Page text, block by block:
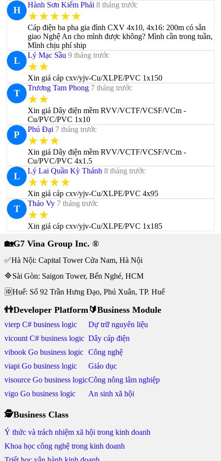
H
Hành Sơn Kiếm Phái 8 tháng trước
★★★★★
Cáp điện ba pha gia đình CXV 4x10, 4x16: 200m có sẵn
giao Nghệ An cho mình được không? Mình cần trong tuần,
Mình chịu phí ship
L
Lý Mạc Sầu 9 tháng trước
★★
Xin giá cáp cxv/yjv-Cu/XLPE/PVC 1x150
T
Trương Tam Phong 7 tháng trước
★★
Xin giá Dây điện mềm RVV/VCTF/VCSF/VCm -
Cu/PVC/PVC 1x10
P
Phú Đại 7 tháng trước
★★★
Xin giá Dây điện mềm RVV/VCTF/VCSF/VCm -
Cu/PVC/PVC 4x1.5
L
Lý Lai Quần Kỳ Thánh 8 tháng trước
★★★★
Xin giá cáp cxv/yjv-Cu/XLPE/PVC 4x95
T
Thảo Vy 7 tháng trước
★★
Xin giá cáp cxv/yjv-Cu/XLPE/PVC 1x185
🏡G7 Vina Group Inc. ®
✅Hà Nội: Capital Tower Cửa Nam, Hà Nội
🔷Sài Gòn: Saigon Tower, Bến Nghé, HCM
🆔Huế: Số 92 Trần Hưng Đạo, Phú Xuân, TP. Huế
👬Developer Platform
vierp C# business logic
vicount C# business logic
vibook Go business logic
viapi Go business logic
visource Go business logic
vigo Go business logic
🔰Business Module
Dự trữ nguyên liệu
Dây cáp điện
Công nghệ
Giáo dục
Công nông lâm nghiệp
An sinh xã hội
🕵Business Class
Ý thức và trách nhiệm xã hội trong kinh doanh
Khoa học công nghệ trong kinh doanh